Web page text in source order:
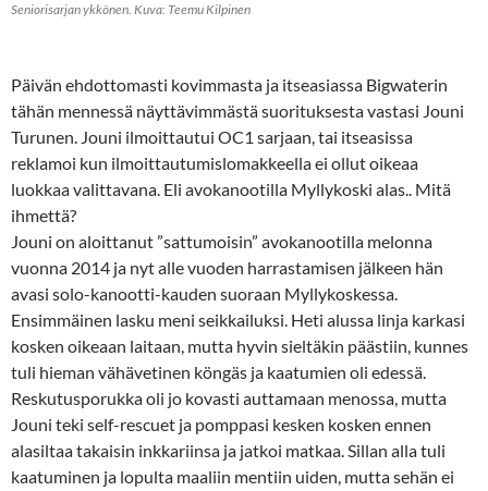
Seniorisarjan ykkönen. Kuva: Teemu Kilpinen
Päivän ehdottomasti kovimmasta ja itseasiassa Bigwaterin
tähän mennessä näyttävimmästä suorituksesta vastasi Jouni
Turunen. Jouni ilmoittautui OC1 sarjaan, tai itseasissa
reklamoi kun ilmoittautumislomakkeella ei ollut oikeaa
luokkaa valittavana. Eli avokanootilla Myllykoski alas.. Mitä
ihmettä?
Jouni on aloittanut ”sattumoisin” avokanootilla melonna
vuonna 2014 ja nyt alle vuoden harrastamisen jälkeen hän
avasi solo-kanootti-kauden suoraan Myllykoskessa.
Ensimmäinen lasku meni seikkailuksi. Heti alussa linja karkasi
kosken oikeaan laitaan, mutta hyvin sieltäkin päästiin, kunnes
tuli hieman vähävetinen köngäs ja kaatumien oli edessä.
Reskutusporukka oli jo kovasti auttamaan menossa, mutta
Jouni teki self-rescuet ja pomppasi kesken kosken ennen
alasiltaa takaisin inkkariinsa ja jatkoi matkaa. Sillan alla tuli
kaatuminen ja lopulta maaliin mentiin uiden, mutta sehän ei